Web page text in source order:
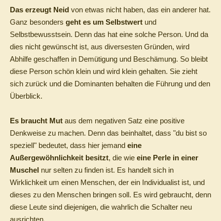
Das erzeugt Neid von etwas nicht haben, das ein anderer hat.
Ganz besonders geht es um Selbstwert und
Selbstbewusstsein. Denn das hat eine solche Person. Und da
dies nicht gewünscht ist, aus diversesten Gründen, wird
Abhilfe geschaffen in Demütigung und Beschämung. So bleibt
diese Person schön klein und wird klein gehalten. Sie zieht
sich zurück und die Dominanten behalten die Führung und den
Überblick.
Es braucht Mut aus dem negativen Satz eine positive
Denkweise zu machen. Denn das beinhaltet, dass "du bist so
speziell" bedeutet, dass hier jemand eine
Außergewöhnlichkeit besitzt, die wie eine Perle in einer
Muschel nur selten zu finden ist. Es handelt sich in
Wirklichkeit um einen Menschen, der ein Individualist ist, und
dieses zu den Menschen bringen soll. Es wird gebraucht, denn
diese Leute sind diejenigen, die wahrlich die Schalter neu